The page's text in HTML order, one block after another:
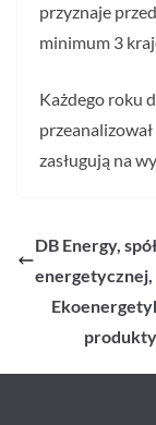
przyznaje
minimum 3
Każdego roku
zasługują na
DB Energy,
energetycznej,